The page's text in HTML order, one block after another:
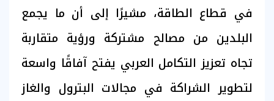
في قطاع الطاقة، مشيرًا إلى أن ما يجمع
البلدين من مصالح مشتركة ورؤية متقاربة
تجاه تعزيز التكامل العربي يفتح آفاقًا واسعة
لتطوير الشراكة في مجالات البترول والغاز